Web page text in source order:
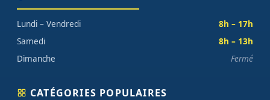
Lundi – Vendredi
8h – 17h
Samedi
8h – 13h
Dimanche
Fermé
CATÉGORIES POPULAIRES